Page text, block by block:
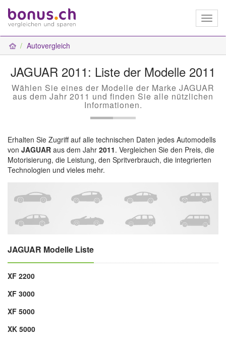
Autovergleich
JAGUAR 2011: Liste der Modelle 2011
Wählen Sie eines der Modelle der Marke JAGUAR
aus dem Jahr 2011 und finden Sie alle nützlichen
Informationen.
Erhalten Sie Zugriff auf alle technischen Daten jedes Automodells
von JAGUAR aus dem Jahr 2011. Vergleichen Sie den Preis, die
Motorisierung, die Leistung, den Spritverbrauch, die integrierten
Technologien und vieles mehr.
JAGUAR Modelle Liste
XF 2200
XF 3000
XF 5000
XK 5000